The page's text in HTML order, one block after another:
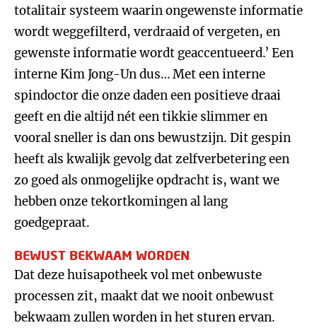
totalitair systeem waarin ongewenste informatie
wordt weggefilterd, verdraaid of vergeten, en
gewenste informatie wordt geaccentueerd.’ Een
interne Kim Jong-Un dus… Met een interne
spindoctor die onze daden een positieve draai
geeft en die altijd nét een tikkie slimmer en
vooral sneller is dan ons bewustzijn. Dit gespin
heeft als kwalijk gevolg dat zelfverbetering een
zo goed als onmogelijke opdracht is, want we
hebben onze tekortkomingen al lang
goedgepraat.
BEWUST BEKWAAM WORDEN
Dat deze huisapotheek vol met onbewuste
processen zit, maakt dat we nooit onbewust
bekwaam zullen worden in het sturen ervan.